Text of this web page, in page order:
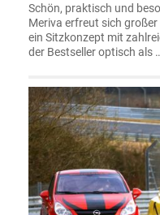
Schön, praktisch und
Meriva erfreut sich
ein Sitzkonzept mit
der Bestseller optisch als